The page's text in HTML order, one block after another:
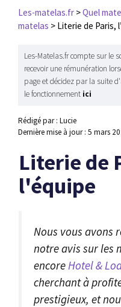
Les-matelas.fr >Quel
matelas > Literie de Paris,
Les-Matelas.fr compte sur le
recevoir une rémunération
page et décidez par la suite
le fonctionnement ici
Rédigé par : Lucie
Dernière mise à jour : 5 mars
Literie de
l'équipe
Nous vous avons
notre avis sur les
encore Hotel &
cherchant à
prestigieux, et